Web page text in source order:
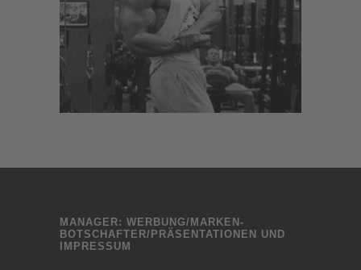
MANAGER: WERBUNG/MARKEN-
BOTSCHAFTER/PRÄSENTATIONEN UND
IMPRESSUM